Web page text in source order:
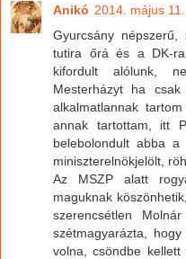
Anikó 2014. május
Gyurcsány
tutira őrá és a DK-
kifordult alólunk,
Mesterházyt ha
alkalmatlannak
annak tartottam, itt
belebolondult abba
miniszterelnökjelölt,
Az MSZP alatt
maguknak
szerencsétlen
szétmagyarázta,
volna, csöndbe